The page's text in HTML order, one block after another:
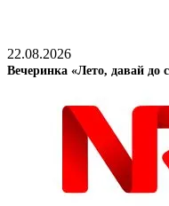
22.08.2026
Вечеринка «Лето, давай до